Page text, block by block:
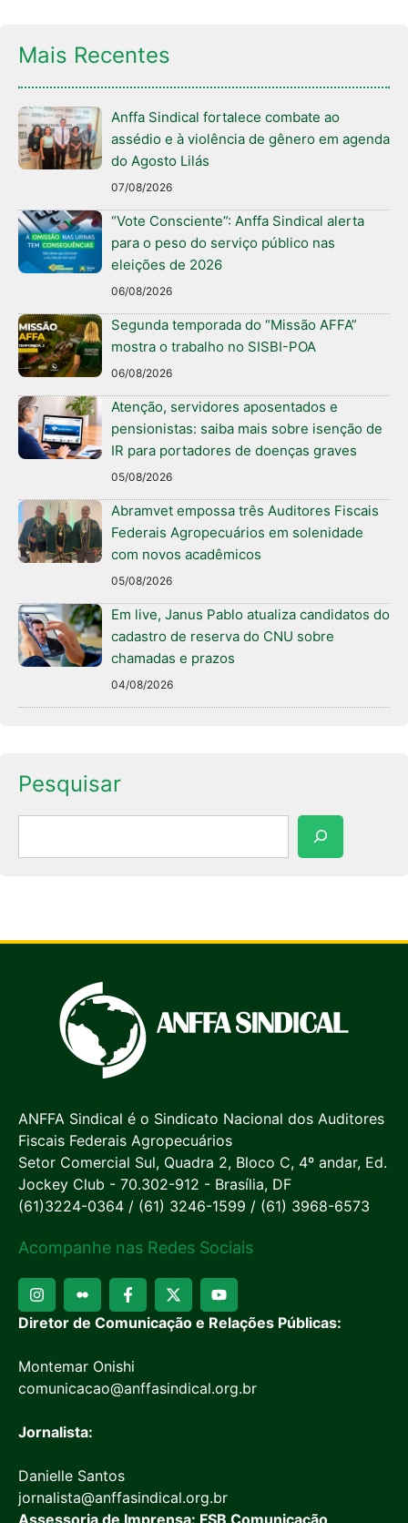
Mais Recentes
Anffa Sindical fortalece combate ao
assédio e à violência de gênero em agenda
do Agosto Lilás
07/08/2026
“Vote Consciente”: Anffa Sindical alerta
para o peso do serviço público nas
eleições de 2026
06/08/2026
Segunda temporada do “Missão AFFA”
mostra o trabalho no SISBI-POA
06/08/2026
Atenção, servidores aposentados e
pensionistas: saiba mais sobre isenção de
IR para portadores de doenças graves
05/08/2026
Abramvet empossa três Auditores Fiscais
Federais Agropecuários em solenidade
com novos acadêmicos
05/08/2026
Em live, Janus Pablo atualiza candidatos do
cadastro de reserva do CNU sobre
chamadas e prazos
04/08/2026
Pesquisar
ANFFA Sindical é o Sindicato Nacional dos Auditores
Fiscais Federais Agropecuários
Setor Comercial Sul, Quadra 2, Bloco C, 4º andar, Ed.
Jockey Club - 70.302-912 - Brasília, DF
(61)3224-0364 / (61) 3246-1599 / (61) 3968-6573
Acompanhe nas Redes Sociais
Diretor de Comunicação e Relações Públicas:
Montemar Onishi
comunicacao@anffasindical.org.br
Jornalista:
Danielle Santos
jornalista@anffasindical.org.br
Assessoria de Imprensa: FSB Comunicação